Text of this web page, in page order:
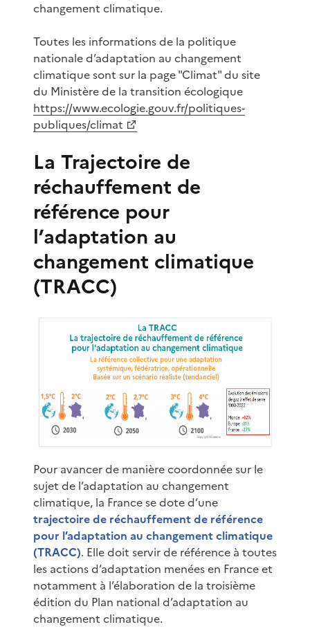
changement climatique.
Toutes les informations de la politique
nationale d’adaptation au changement
climatique sont sur la page "Climat" du site
du Ministère de la transition écologique
https://www.ecologie.gouv.fr/politiques-
publiques/climat
La Trajectoire de
réchauffement de
référence pour
l’adaptation au
changement climatique
(TRACC)
Pour avancer de manière coordonnée sur le
sujet de l’adaptation au changement
climatique, la France se dote d’une
trajectoire de réchauffement de référence
pour l’adaptation au changement climatique
(TRACC). Elle doit servir de référence à toutes
les actions d’adaptation menées en France et
notamment à l’élaboration de la troisième
édition du Plan national d’adaptation au
changement climatique.